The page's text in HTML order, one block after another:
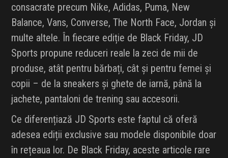
consacrate precum Nike, Adidas, Puma, New
Balance, Vans, Converse, The North Face, Jordan și
multe altele. În fiecare ediție de Black Friday, JD
Sports propune reduceri reale la zeci de mii de
produse, atât pentru bărbați, cât și pentru femei și
copii – de la sneakers și ghete de iarnă, până la
jachete, pantaloni de trening sau accesorii.
Ce diferențiază JD Sports este faptul că oferă
adesea ediții exclusive sau modele disponibile doar
în rețeaua lor. De Black Friday, aceste articole rare